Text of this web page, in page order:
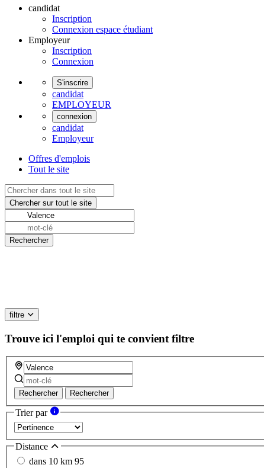
candidat
Inscription
Connexion espace étudiant
Employeur
Inscription
Connexion
S'inscrire
candidat
EMPLOYEUR
connexion
candidat
Employeur
Offres d'emplois
Tout le site
filtre
Trouve ici l'emploi qui te convient filtre
Rechercher Rechercher
Trier par
Distance
dans 10 km 95